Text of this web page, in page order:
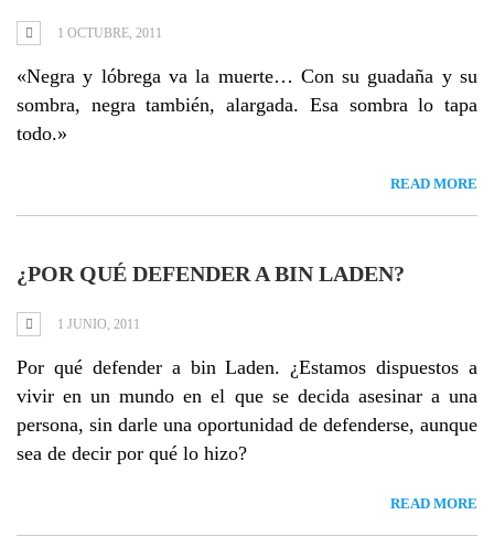
1 OCTUBRE, 2011
«Negra y lóbrega va la muerte… Con su guadaña y su
sombra, negra también, alargada. Esa sombra lo tapa
todo.»
READ MORE
¿POR QUÉ DEFENDER A BIN LADEN?
1 JUNIO, 2011
Por qué defender a bin Laden. ¿Estamos dispuestos a
vivir en un mundo en el que se decida asesinar a una
persona, sin darle una oportunidad de defenderse, aunque
sea de decir por qué lo hizo?
READ MORE